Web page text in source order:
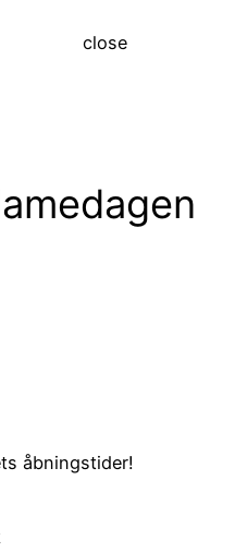
close
åbningstider!